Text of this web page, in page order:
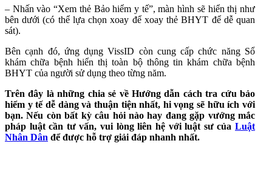
– Nhấn vào “Xem thẻ Bảo hiểm y tế”, màn hình sẽ hiển thị như
bên dưới (có thể lựa chọn xoay để xoay thẻ BHYT để dễ quan
sát).
Bên cạnh đó, ứng dụng VissID còn cung cấp chức năng Sổ
khám chữa bệnh hiển thị toàn bộ thông tin khám chữa bệnh
BHYT của người sử dụng theo từng năm.
Trên đây là những chia sẻ về Hướng dẫn cách tra cứu bảo
hiểm y tế dễ dàng và thuận tiện nhất, hi vọng sẽ hữu ích với
bạn. Nếu còn bất kỳ câu hỏi nào hay đang gặp vướng mắc
pháp luật cần tư vấn, vui lòng liên hệ với luật sư của Luật
Nhân Dân để được hỗ trợ giải đáp nhanh nhất.